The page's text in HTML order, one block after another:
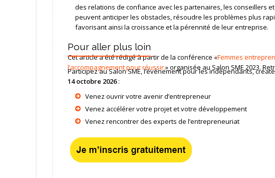
des relations de confiance avec les partenaires, les conseillers
peuvent anticiper les obstacles, résoudre les problèmes plus
favorisant ainsi la croissance et la pérennité de leur entreprise.
Cet article a été rédigé à partir de la conférence «Femmes
l’accompagnement pour réussir.» organisée au Salon SME 2023.
Pour aller plus loin
Participez au Salon SME, l’événement pour les indépendants,
14 octobre 2026:
Venez ouvrir votre avenir d’entrepreneur
Venez accélérer votre projet et votre développement
Venez rencontrer des experts de l’entrepreneuriat